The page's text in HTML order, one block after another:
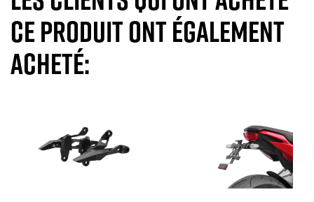
ce produit ont également
acheté: